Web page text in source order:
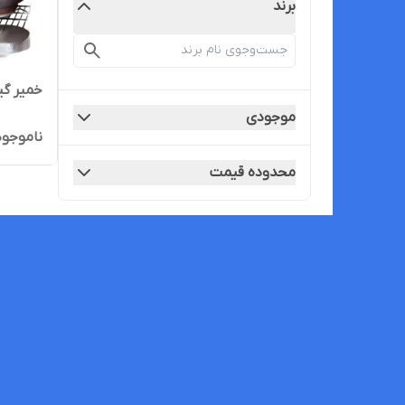
برند
موجودی
محدوده قیمت
خمیر گیر ۵